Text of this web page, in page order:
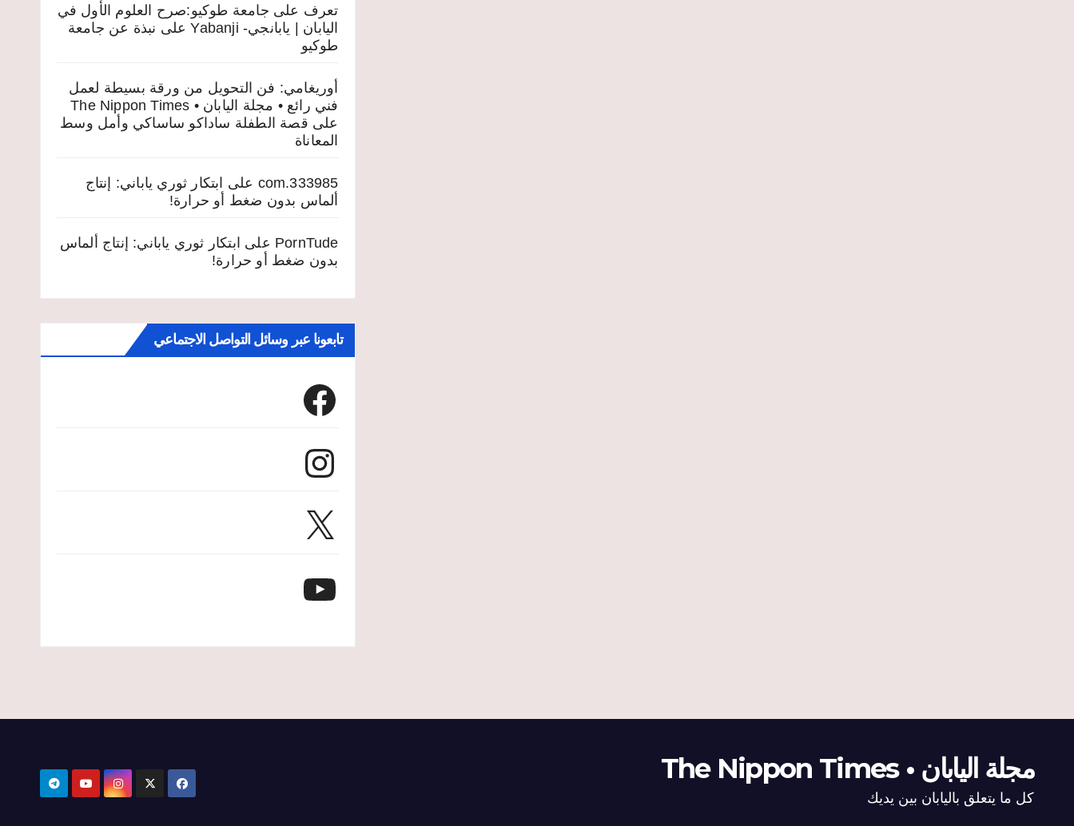
تعرف على جامعة طوكيو:صرح العلوم الأول في
اليابان | يابانجي- Yabanji
على نبذة عن جامعة
طوكيو
أوريغامي: فن التحويل من ورقة بسيطة لعمل
فني رائع • مجلة اليابان • The Nippon Times
على قصة الطفلة ساداكو ساساكي وأمل وسط
المعاناة
333985.com على
ابتكار ثوري ياباني: إنتاج
ألماس بدون ضغط أو حرارة!
PornTude على ابتكار ثوري ياباني: إنتاج ألماس
بدون ضغط أو حرارة!
تابعونا عبر وسائل التواصل الاجتماعي
Facebook
Instagram
X
YouTube
مجلة اليابان • The Nippon Times
كل ما يتعلق باليابان بين يديك